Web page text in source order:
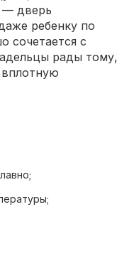
— дверь
ребенку по
сочетается с
рады тому,
A++;